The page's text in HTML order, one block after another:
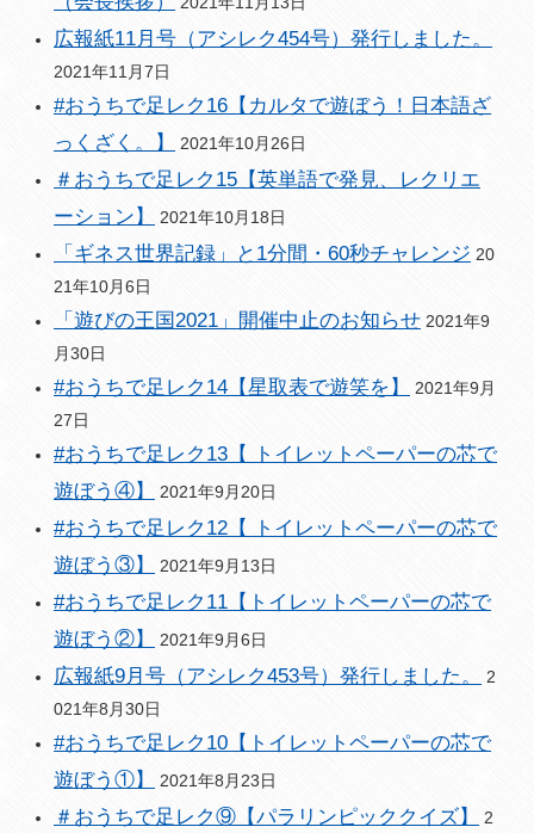
広報紙11月号（アシレク454号）発行しました。
2021年11月7日
#おうちで足レク16【カルタで遊ぼう！日本語ざ
っくざく。】
2021年10月26日
＃おうちで足レク15【英単語で発見、レクリエ
ーション】
2021年10月18日
「ギネス世界記録」と1分間・60秒チャレンジ 20
21年10月6日
「遊びの王国2021」開催中止のお知らせ 2021年9
月30日
#おうちで足レク14【星取表で遊笑を】
2021年9月
27日
#おうちで足レク13【 トイレットペーパーの芯で
遊ぼう④】
2021年9月20日
#おうちで足レク12【 トイレットペーパーの芯で
遊ぼう③】
2021年9月13日
#おうちで足レク11【トイレットペーパーの芯で
遊ぼう②】
2021年9月6日
広報紙9月号（アシレク453号）発行しました。
2
021年8月30日
#おうちで足レク10【トイレットペーパーの芯で
遊ぼう①】
2021年8月23日
＃おうちで足レク⑨【パラリンピッククイズ】
2